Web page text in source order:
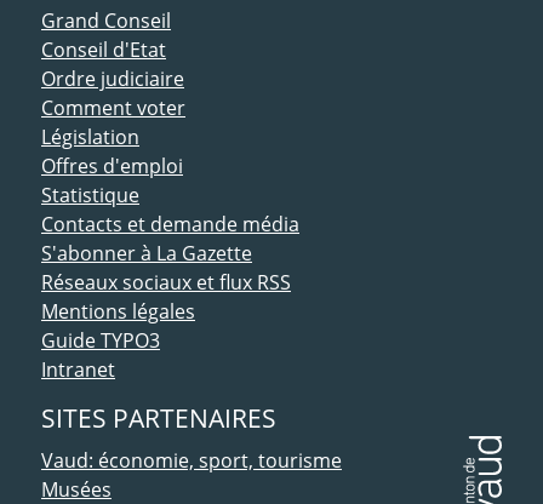
ACCÈS DIRECT
Grand Conseil
Conseil d'Etat
Ordre judiciaire
Comment voter
Législation
Offres d'emploi
Statistique
Contacts et demande média
S'abonner à La Gazette
Réseaux sociaux et flux RSS
Mentions légales
Guide TYPO3
Intranet
SITES PARTENAIRES
Vaud: économie, sport, tourisme
Musées